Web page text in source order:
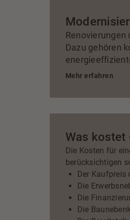
Dazu gehören
Staging und
Mehr erfahren
Was kostet
Die Kosten für
berücksichtigen
Der Kaufpreis
Die
Die
Die